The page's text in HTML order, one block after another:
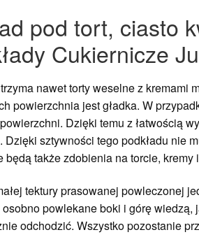
pod tort, ciasto
Cukiernicze
nawet torty weselne z
powierzchnia jest gładka. W
Dzięki temu z łatwością
sztywności tego podkładu nie
także zdobienia na torcie, kremy
tektury prasowanej powleczonej
powlekane boki i górę
odchodzić. Wszystko pozostanie